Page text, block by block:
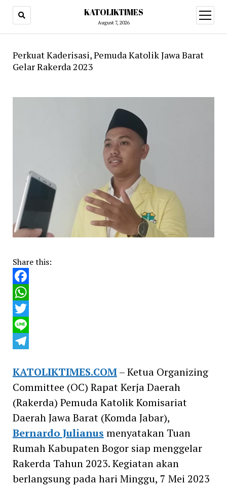
KATOLIKTIMES
August 7, 2026
open
menu
Perkuat Kaderisasi, Pemuda Katolik Jawa Barat
Gelar Rakerda 2023
Share this:
Facebook
WhatsApp
Twitter
Line
KATOLIKTIMES.COM– Ketua Organizing
Committee (OC) Rapat Kerja Daerah
(Rakerda) Pemuda Katolik Komisariat
Daerah Jawa Barat (Komda Jabar),
Bernardo Julianus menyatakan Tuan
Rumah Kabupaten Bogor siap menggelar
Rakerda Tahun 2023. Kegiatan akan
berlangsung pada hari Minggu, 7 Mei 2023